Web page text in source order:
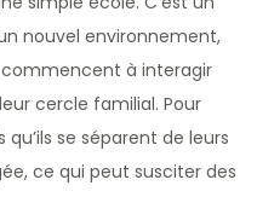
nouvel environnement,
à interagir
cercle familial. Pour
se séparent de leurs
ce qui peut susciter des